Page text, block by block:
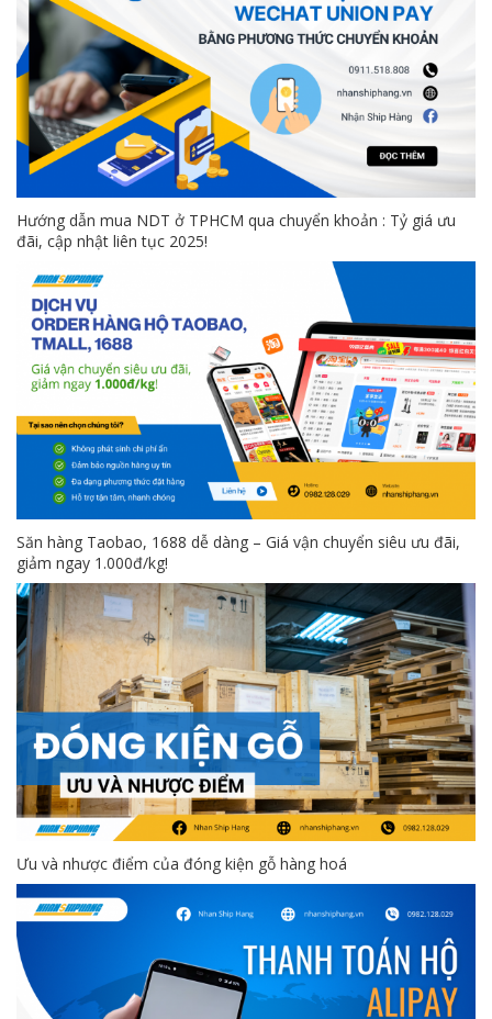
Hướng dẫn mua NDT ở TPHCM qua chuyển khoản : Tỷ giá ưu
đãi, cập nhật liên tục 2025!
Săn hàng Taobao, 1688 dễ dàng – Giá vận chuyển siêu ưu đãi,
giảm ngay 1.000đ/kg!
Ưu và nhược điểm của đóng kiện gỗ hàng hoá